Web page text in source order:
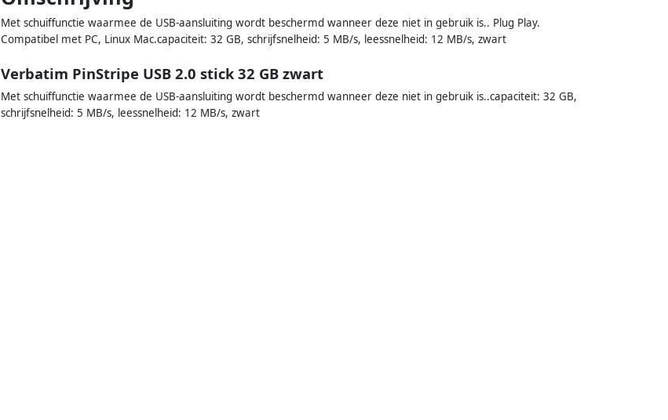
Met schuiffunctie waarmee de USB-aansluiting wordt beschermd wanneer deze niet in gebruik is.. Plug Play.
Compatibel met PC, Linux Mac.capaciteit: 32 GB, schrijfsnelheid: 5 MB/s, leessnelheid: 12 MB/s, zwart
Verbatim PinStripe USB 2.0 stick 32 GB zwart
Met schuiffunctie waarmee de USB-aansluiting wordt beschermd wanneer deze niet in gebruik is..capaciteit: 32 GB,
schrijfsnelheid: 5 MB/s, leessnelheid: 12 MB/s, zwart